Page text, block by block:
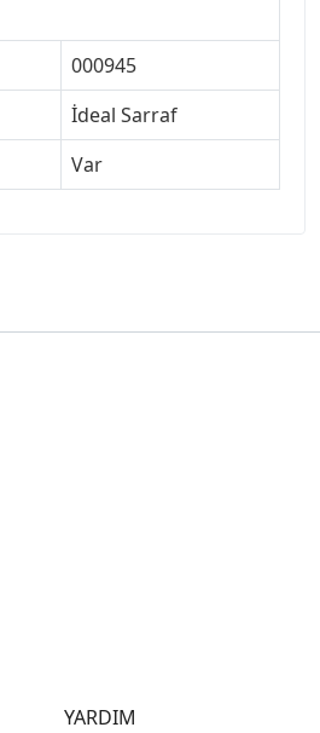
000945
İdeal Sarraf
Var
YARDIM